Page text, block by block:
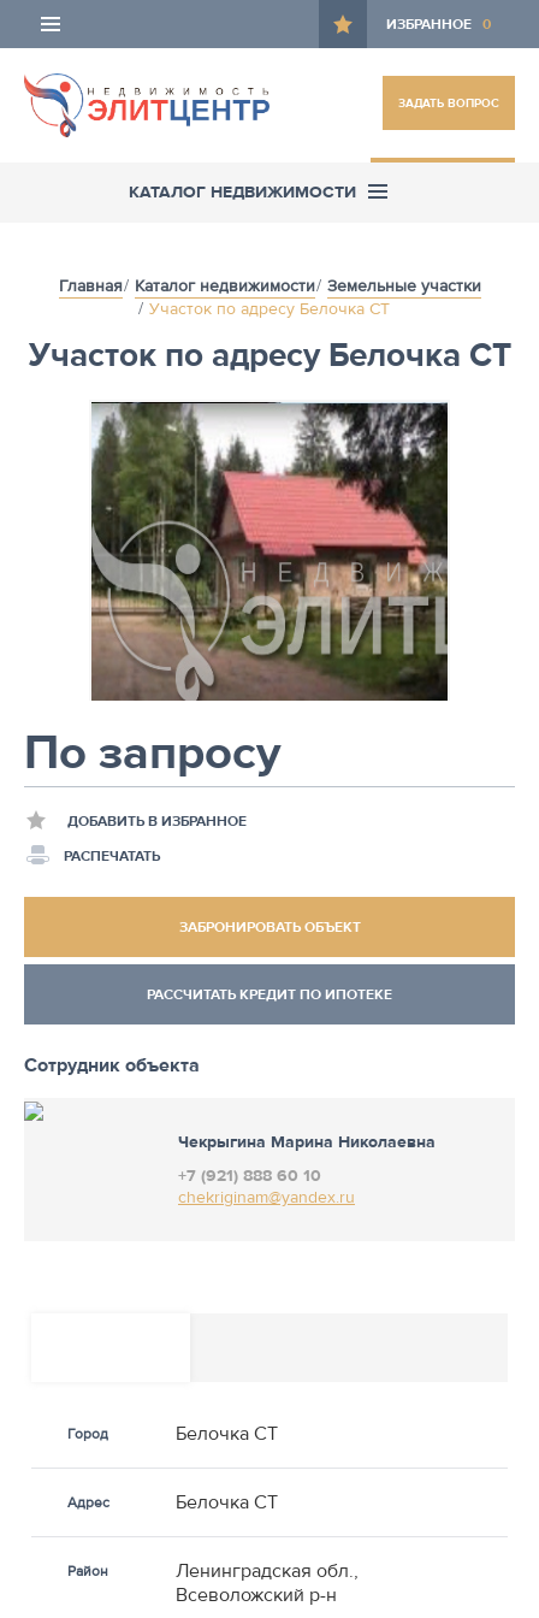
ИЗБРАННОЕ 0
ЗАДАТЬ ВОПРОС
ОСТАВИТЬ ЗАЯВКУ
КАТАЛОГ НЕДВИЖИМОСТИ
Главная Каталог недвижимости Земельные участки
Участок по адресу Белочка СТ
Участок по адресу Белочка СТ
По запросу
ДОБАВИТЬ В ИЗБРАННОЕ
РАСПЕЧАТАТЬ
ЗАБРОНИРОВАТЬ ОБЪЕКТ
РАССЧИТАТЬ КРЕДИТ ПО ИПОТЕКЕ
Сотрудник объекта
Чекрыгина Марина Николаевна
+7 (921) 888 60 10
chekriginam@yandex.ru
Город Белочка СТ
Адрес Белочка СТ
Район
Ленинградская обл.,
Всеволожский р-н